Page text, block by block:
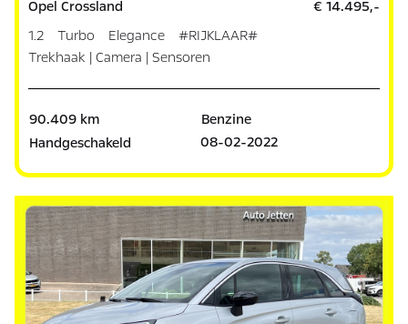
Opel Crossland
1.2 Turbo Elegance #RIJKLAAR#
Trekhaak | Camera | Sensoren
€ 14.495,-
90.409 km
Benzine
Handgeschakeld
08-02-2022